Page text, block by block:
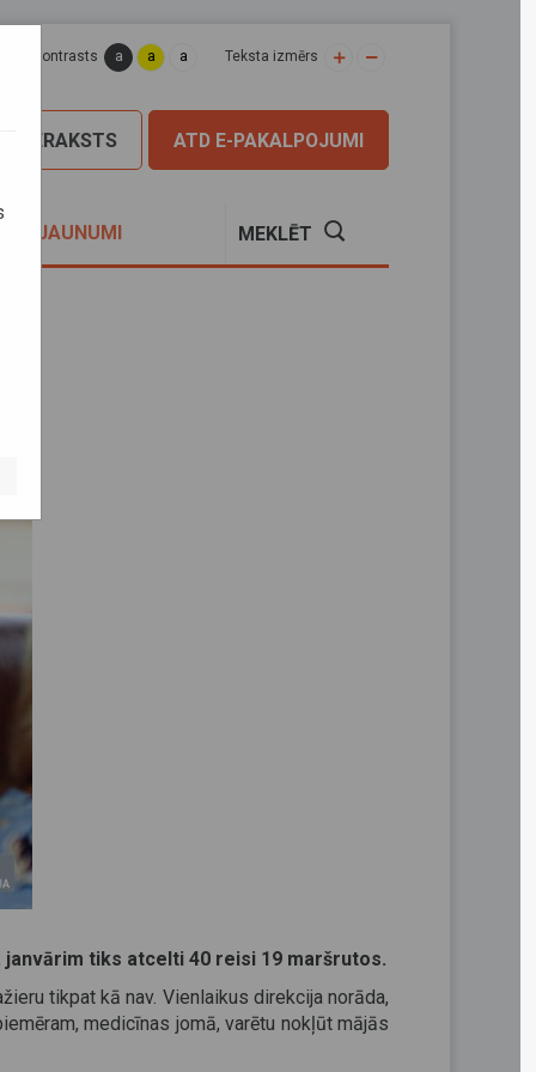
Lapas kontrasts a a a Teksta izmērs
ATD E-PAKALPOJUMI
PIERAKSTS
JAUNUMI MEKLĒT
janvārim tiks atcelti 40 reisi 19 maršrutos.
tikpat kā nav. Vienlaikus direkcija norāda,
medicīnas jomā, varētu nokļūt mājās